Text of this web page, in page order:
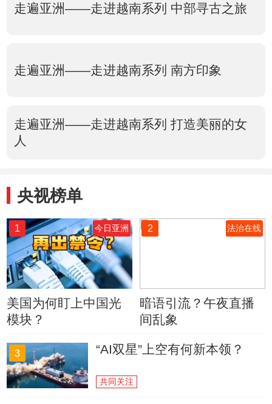
走遍亚洲——走进越南系列 中部寻古之旅
走遍亚洲——走进越南系列 南方印象
走遍亚洲——走进越南系列 打造美丽的女
人
央视榜单
1 今日亚洲
美国为何盯上中国光
模块？
2 法治在线
暗语引流？午夜直播
间乱象
3 “AI双星”上空有何新本领？
共同关注